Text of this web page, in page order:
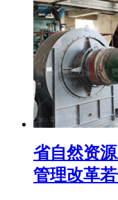
省自然资
管理改革